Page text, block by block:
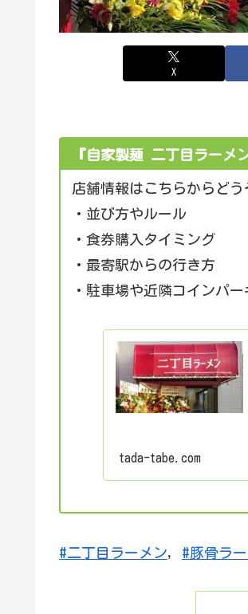
X
『自家製麺 二丁目ラーメ
店舗情報はこちらからどう
・並び方やルール
・食券購入タイミング
・最寄駅からの行き方
・駐車場や近隣コインパ
tada-tabe.com
#二丁目ラーメン, #豚骨ラ